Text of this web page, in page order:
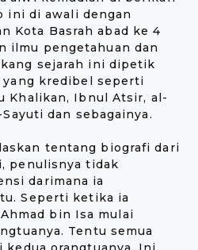
ini di awali dengan
Kota Basrah abad ke 4
ilmu pengetahuan dan
sejarah ini dipetik
kredibel seperti
Khalikan, Ibnul Atsir, al-
dan sebagainya.
tentang biografi dari
penulisnya tidak
darimana ia
Seperti ketika ia
bin Isa mulai
Tentu semua